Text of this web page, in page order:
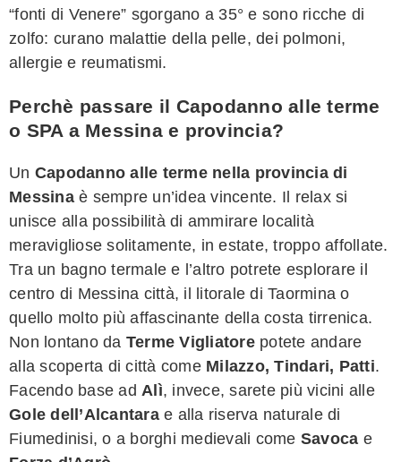
“fonti di Venere” sgorgano a 35° e sono ricche di
zolfo: curano malattie della pelle, dei polmoni,
allergie e reumatismi.
Perchè passare il Capodanno alle terme
o SPA a Messina e provincia?
Un Capodanno alle terme nella provincia di
Messinaè sempre un’idea vincente. Il relax si
unisce alla possibilità di ammirare località
meravigliose solitamente, in estate, troppo affollate.
Tra un bagno termale e l’altro potrete esplorare il
centro di Messina città, il litorale di Taormina o
quello molto più affascinante della costa tirrenica.
Non lontano da Terme Vigliatorepotete andare
alla scoperta di città come Milazzo, Tindari, Patti.
Facendo base ad Alì, invece, sarete più vicini alle
Gole dell’Alcantarae alla riserva naturale di
Fiumedinisi, o a borghi medievali come Savoca e